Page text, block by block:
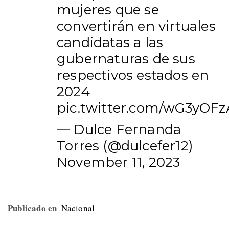
mujeres que se
convertirán en virtuales
candidatas a las
gubernaturas de sus
respectivos estados en
2024
pic.twitter.com/
— Dulce Fernanda
Torres (@dulcefer12)
November 11, 2023
Publicado en Nacional